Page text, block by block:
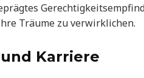
Träume zu verwirklichen.
Karriere